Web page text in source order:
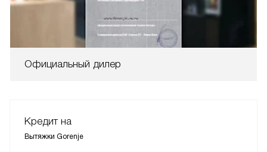
Официальный дилер
Кредит на
Вытяжки Gorenje